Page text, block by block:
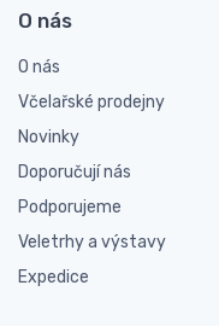
O nás
O nás
Včelařské prodejny
Novinky
Doporučují nás
Podporujeme
Veletrhy a výstavy
Expedice